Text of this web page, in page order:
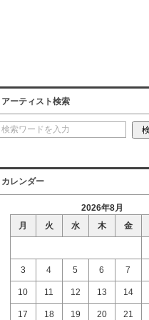
アーティスト検索
カレンダー
2026年8月
月
火 水 木 金
3 4 5 6 7
10 11 12 13 14
17 18 19 20 21